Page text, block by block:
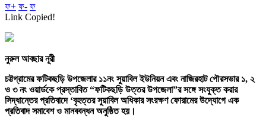
ফ+ ফ- ফ
Link Copied!
নুরুল আবছার নূরী
চট্টগ্রামের ফটিকছড়ি উপজেলার ১১নং সুয়াবিল ইউনিয়ন এবং নাজিরহাট পৌরসভার ১, ২
ও ৩ নং ওয়ার্ডকে প্রস্তাবিত “ফটিকছড়ি উত্তর উপজেলা”র সঙ্গে সংযুক্ত করার
সিদ্ধান্তের প্রতিবাদে ‘বৃহত্তর সুয়াবিল অধিকার সংরক্ষণ ফোরামের উদ্যোগে এক
প্রতিবাদ সমাবেশ ও মানববন্ধন অনুষ্ঠিত হয়।